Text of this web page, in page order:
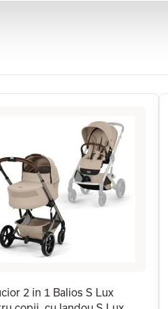
2 in 1 Balios S Lux